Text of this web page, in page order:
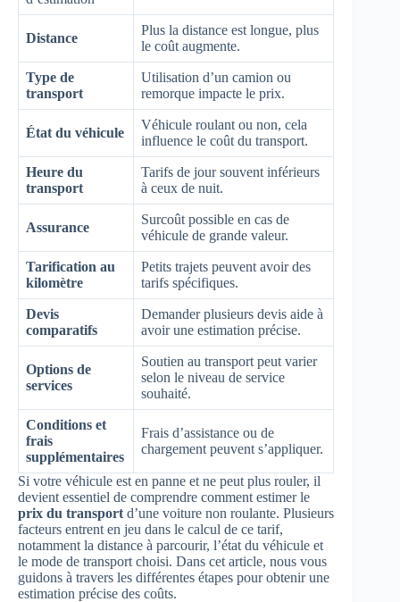
Distance
Plus la distance est longue, plus
le coût augmente.
Type de
transport
Utilisation d’un camion ou
remorque impacte le prix.
État du véhicule
Véhicule roulant ou non, cela
influence le coût du transport.
Heure du
transport
Tarifs de jour souvent inférieurs
à ceux de nuit.
Assurance
Surcoût possible en cas de
véhicule de grande valeur.
Tarification au
kilomètre
Petits trajets peuvent avoir des
tarifs spécifiques.
Devis
comparatifs
Demander plusieurs devis aide à
avoir une estimation précise.
Options de
services
Soutien au transport peut varier
selon le niveau de service
souhaité.
Conditions et
frais
supplémentaires
Frais d’assistance ou de
chargement peuvent s’appliquer.
Si votre véhicule est en panne et ne peut plus rouler, il
devient essentiel de comprendre comment estimer le
prix du transport d’une voiture non roulante. Plusieurs
facteurs entrent en jeu dans le calcul de ce tarif,
notamment la distance à parcourir, l’état du véhicule et
le mode de transport choisi. Dans cet article, nous vous
guidons à travers les différentes étapes pour obtenir une
estimation précise des coûts.